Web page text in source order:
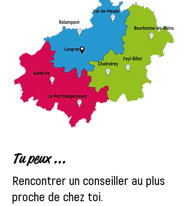
Tu peux ...
Rencontrer un conseiller au plus
proche de chez toi.